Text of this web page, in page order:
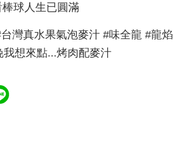
球人生已圓滿
灣真水果氣泡麥汁 #味全龍 #龍
想來點...烤肉配麥汁